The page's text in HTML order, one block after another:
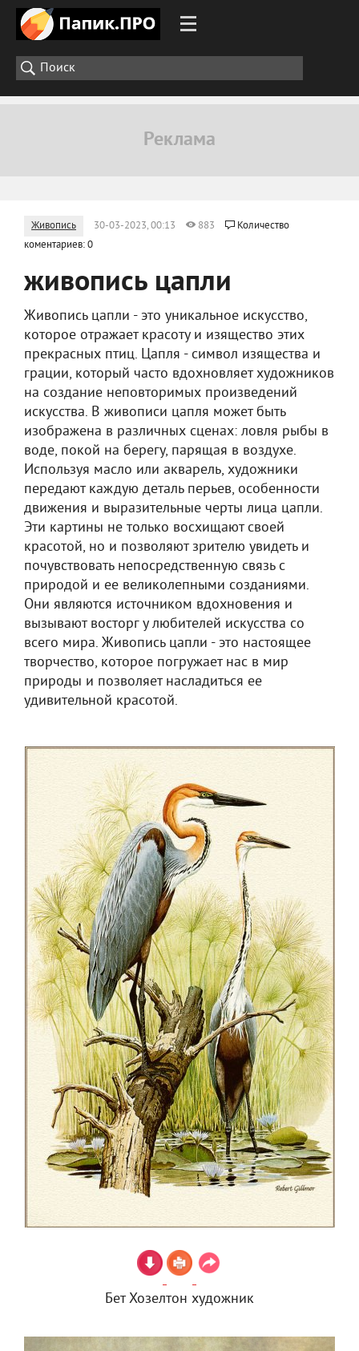
Живопись 30-03-2023, 00:13 883
Количество
коментариев: 0
живопись цапли
Живопись цапли - это уникальное искусство,
которое отражает красоту и изящество этих
прекрасных птиц. Цапля - символ изящества и
грации, который часто вдохновляет художников
на создание неповторимых произведений
искусства. В живописи цапля может быть
изображена в различных сценах: ловля рыбы в
воде, покой на берегу, парящая в воздухе.
Используя масло или акварель, художники
передают каждую деталь перьев, особенности
движения и выразительные черты лица цапли.
Эти картины не только восхищают своей
красотой, но и позволяют зрителю увидеть и
почувствовать непосредственную связь с
природой и ее великолепными созданиями.
Они являются источником вдохновения и
вызывают восторг у любителей искусства со
всего мира. Живопись цапли - это настоящее
творчество, которое погружает нас в мир
природы и позволяет насладиться ее
удивительной красотой.
Бет Хозелтон художник